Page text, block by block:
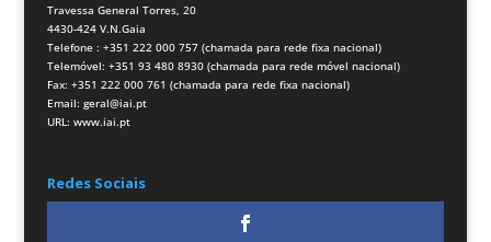
Travessa General Torres, 20
4430-424 V.N.Gaia
Telefone : +351 222 000 757 (chamada para rede fixa nacional)
Telemóvel: +351 93 480 8930 (chamada para rede móvel nacional)
Fax: +351 222 000 761 (chamada para rede fixa nacional)
Email: geral@iai.pt
URL: www.iai.pt
Redes Sociais